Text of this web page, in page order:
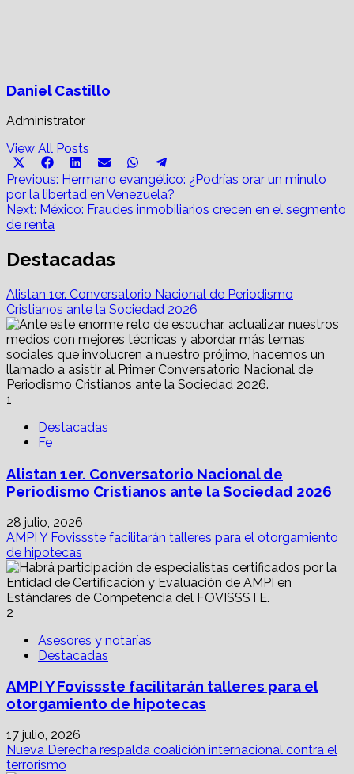
Daniel Castillo
Administrator
View All Posts
Share
on
(Twitter)
Share
on
Facebook
Share
on
LinkedIn
Share
on
Email
Share
on
WhatsApp
on
Post
navigation
Previous: Hermano evangélico: ¿Podrías orar un minuto
por la libertad en Venezuela?
Next: México: Fraudes inmobiliarios crecen en el segmento
de renta
Destacadas
Alistan 1er. Conversatorio Nacional de Periodismo
Cristianos ante la Sociedad 2026
1
Destacadas
Fe
Alistan 1er. Conversatorio Nacional de
Periodismo Cristianos ante la Sociedad 2026
28 julio, 2026
AMPI Y Fovissste facilitarán talleres para el otorgamiento
de hipotecas
2
Asesores y notarías
Destacadas
AMPI Y Fovissste facilitarán talleres para el
otorgamiento de hipotecas
17 julio, 2026
Nueva Derecha respalda coalición internacional contra el
terrorismo